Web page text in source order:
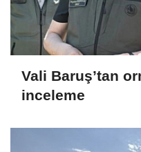
Vali Baruş’tan
inceleme